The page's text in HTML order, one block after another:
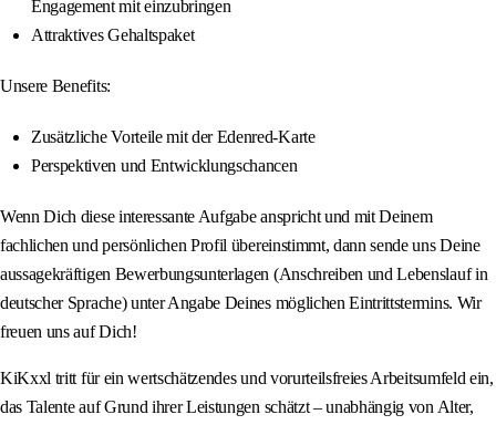
Engagement mit einzubringen
Attraktives Gehaltspaket
Unsere Benefits:
Zusätzliche Vorteile mit der Edenred-Karte
Perspektiven und Entwicklungschancen
Wenn Dich diese interessante Aufgabe anspricht und mit Deinem
fachlichen und persönlichen Profil übereinstimmt, dann sende uns Deine
aussagekräftigen Bewerbungsunterlagen (Anschreiben und Lebenslauf in
deutscher Sprache) unter Angabe Deines möglichen Eintrittstermins. Wir
freuen uns auf Dich!
KiKxxl tritt für ein wertschätzendes und vorurteilsfreies Arbeitsumfeld ein,
das Talente auf Grund ihrer Leistungen schätzt – unabhängig von Alter,